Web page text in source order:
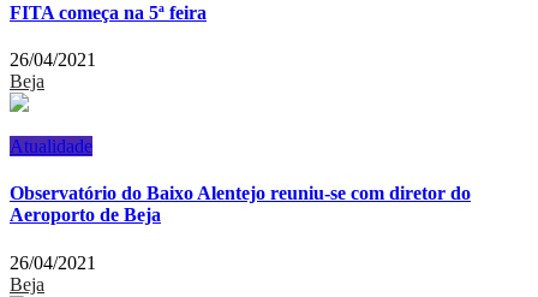
FITA começa na 5ª feira
26/04/2021
Beja
Atualidade
Observatório do Baixo Alentejo reuniu-se com diretor do
Aeroporto de Beja
26/04/2021
Beja